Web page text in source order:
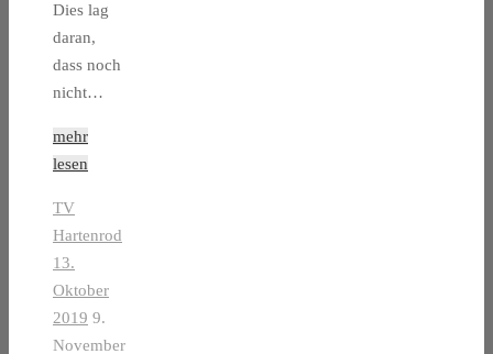
Dies lag
daran,
dass noch
nicht…
mehr
lesen
TV
Hartenrod
13.
Oktober
2019 9.
November